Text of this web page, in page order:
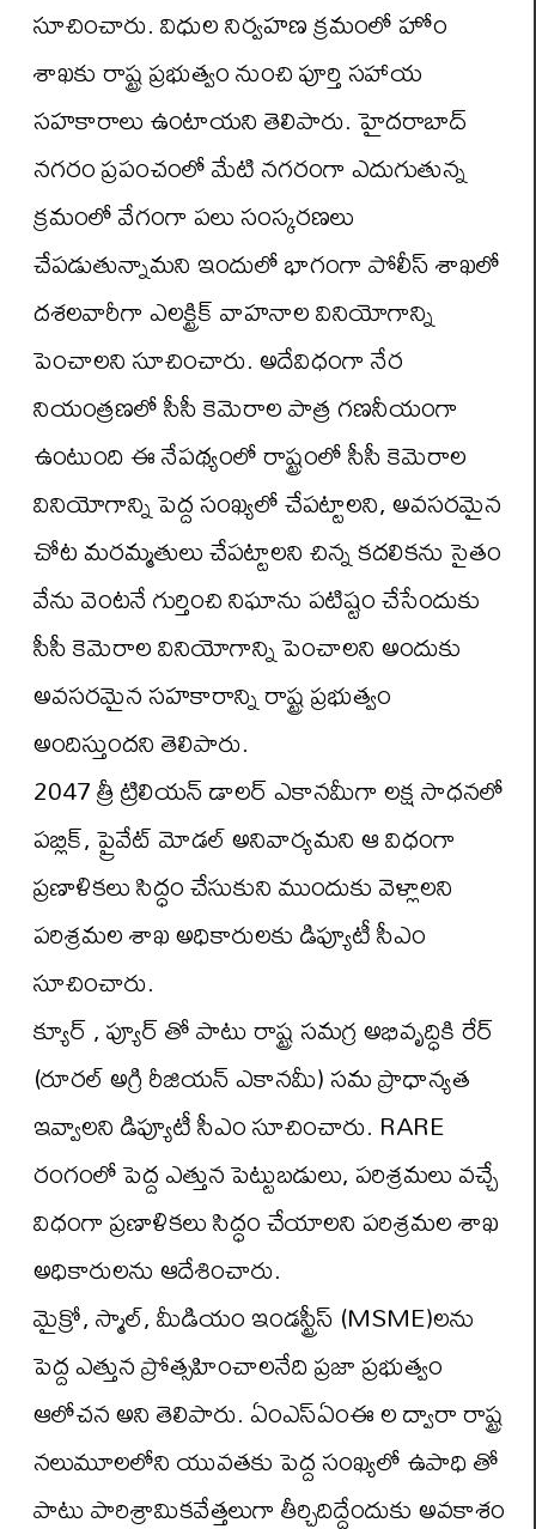
సూచించారు. విధుల నిర్వహణ క్రమంలో హోం
శాఖకు రాష్ట్ర ప్రభుత్వం నుంచి పూర్తి సహాయ
సహకారాలు ఉంటాయని తెలిపారు. హైదరాబాద్
నగరం ప్రపంచంలో మేటి నగరంగా ఎదుగుతున్న
క్రమంలో వేగంగా పలు సంస్కరణలు
చేపడుతున్నామని ఇందులో భాగంగా పోలీస్ శాఖలో
దశలవారీగా ఎలక్ట్రిక్ వాహనాల వినియోగాన్ని
పెంచాలని సూచించారు. అదేవిధంగా నేర
నియంత్రణలో సీసీ కెమెరాల పాత్ర గణనీయంగా
ఉంటుంది ఈ నేపథ్యంలో రాష్ట్రంలో సీసీ కెమెరాల
వినియోగాన్ని పెద్ద సంఖ్యలో చేపట్టాలని, అవసరమైన
చోట మరమ్మతులు చేపట్టాలని చిన్న కదలికను సైతం
వేను వెంటనే గుర్తించి నిఘాను పటిష్టం చేసేందుకు
సీసీ కెమెరాల వినియోగాన్ని పెంచాలని అందుకు
అవసరమైన సహకారాన్ని రాష్ట్ర ప్రభుత్వం
అందిస్తుందని తెలిపారు.
2047 త్రీ ట్రిలియన్ డాలర్ ఎకానమీగా లక్ష సాధనలో
పబ్లిక్, ప్రైవేట్ మోడల్ అనివార్యమని ఆ విధంగా
ప్రణాళికలు సిద్ధం చేసుకుని ముందుకు వెళ్లాలని
పరిశ్రమల శాఖ అధికారులకు డిప్యూటీ సీఎం
సూచించారు.
క్యూర్ , ప్యూర్ తో పాటు రాష్ట్ర సమగ్ర అభివృద్ధికి రేర్
(రూరల్ అగ్రి రీజియన్ ఎకానమీ) సమ ప్రాధాన్యత
ఇవ్వాలని డిప్యూటీ సీఎం సూచించారు. RARE
రంగంలో పెద్ద ఎత్తున పెట్టుబడులు, పరిశ్రమలు వచ్చే
విధంగా ప్రణాళికలు సిద్ధం చేయాలని పరిశ్రమల శాఖ
అధికారులను ఆదేశించారు.
మైక్రో, స్మాల్, మీడియం ఇండస్ట్రీస్ (MSME)లను
పెద్ద ఎత్తున ప్రోత్సహించాలనేది ప్రజా ప్రభుత్వం
ఆలోచన అని తెలిపారు. ఏంఎస్ఏంఈ ల ద్వారా రాష్ట్ర
నలుమూలలోని యువతకు పెద్ద సంఖ్యలో ఉపాధి తో
పాటు పారిశ్రామికవేత్తలుగా తీర్చిదిద్దేందుకు అవకాశం